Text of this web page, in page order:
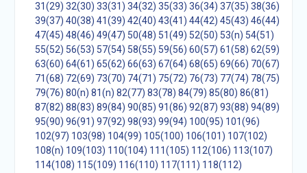
31(29) 32(30) 33(31) 34(32) 35(33) 36(34) 37(35) 38(36)
39(37) 40(38) 41(39) 42(40) 43(41) 44(42) 45(43) 46(44)
47(45) 48(46) 49(47) 50(48) 51(49) 52(50) 53(n) 54(51)
55(52) 56(53) 57(54) 58(55) 59(56) 60(57) 61(58) 62(59)
63(60) 64(61) 65(62) 66(63) 67(64) 68(65) 69(66) 70(67)
71(68) 72(69) 73(70) 74(71) 75(72) 76(73) 77(74) 78(75)
79(76) 80(n) 81(n) 82(77) 83(78) 84(79) 85(80) 86(81)
87(82) 88(83) 89(84) 90(85) 91(86) 92(87) 93(88) 94(89)
95(90) 96(91) 97(92) 98(93) 99(94) 100(95) 101(96)
102(97) 103(98) 104(99) 105(100) 106(101) 107(102)
108(n) 109(103) 110(104) 111(105) 112(106) 113(107)
114(108) 115(109) 116(110) 117(111) 118(112)